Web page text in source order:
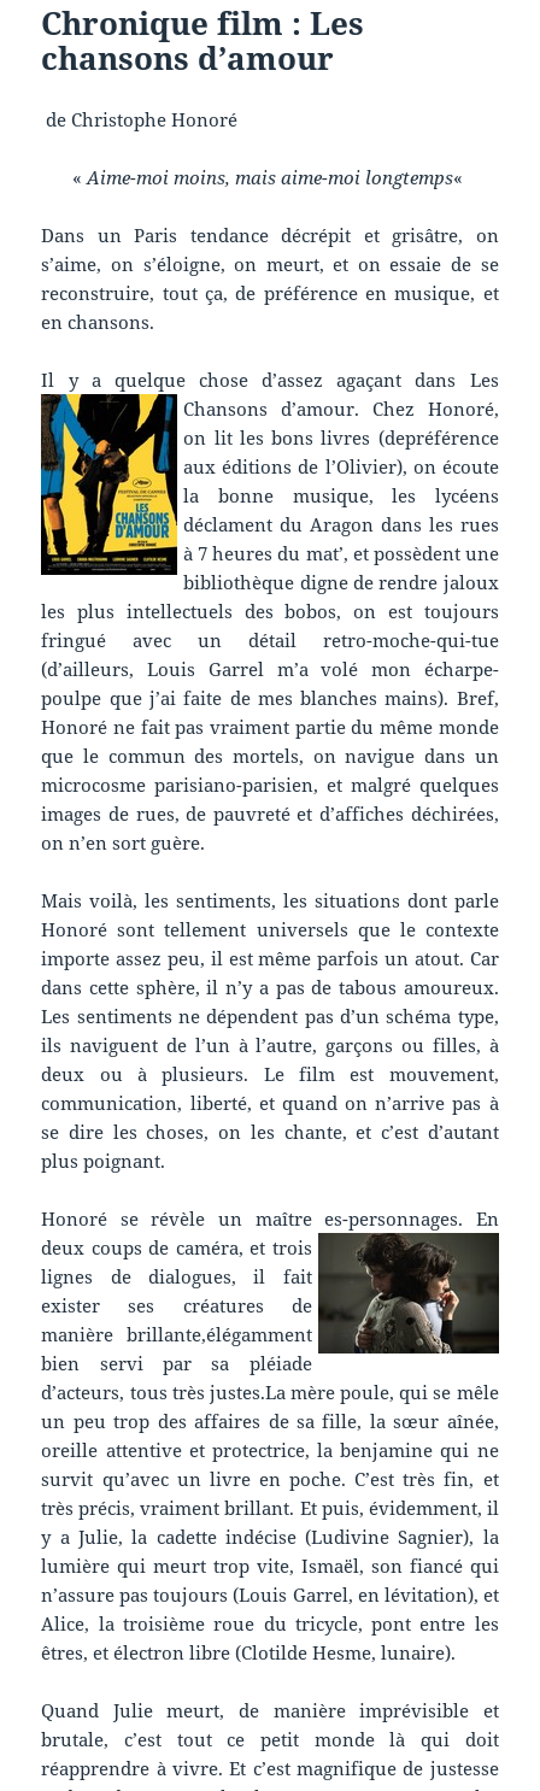
Chronique film : Les
chansons d’amour
de Christophe Honoré
«Aime-moi moins, mais aime-moi longtemps«
Dans un Paris tendance décrépit et grisâtre, on
s’aime, on s’éloigne, on meurt, et on essaie de se
reconstruire, tout ça, de préférence en musique, et
en chansons.
Il y a quelque chose d’assez agaçant dans Les
Chansons d’amour. Chez Honoré,
on lit les bons livres (depréférence
aux éditions de l’Olivier), on écoute
la bonne musique, les lycéens
déclament du Aragon dans les rues
à 7 heures du mat’, et possèdent une
bibliothèque digne de rendre jaloux
les plus intellectuels des bobos, on est toujours
fringué avec un détail retro-moche-qui-tue
(d’ailleurs, Louis Garrel m’a volé mon écharpe-
poulpe que j’ai faite de mes blanches mains). Bref,
Honoré ne fait pas vraiment partie du même monde
que le commun des mortels, on navigue dans un
microcosme parisiano-parisien, et malgré quelques
images de rues, de pauvreté et d’affiches déchirées,
on n’en sort guère.
Mais voilà, les sentiments, les situations dont parle
Honoré sont tellement universels que le contexte
importe assez peu, il est même parfois un atout. Car
dans cette sphère, il n’y a pas de tabous amoureux.
Les sentiments ne dépendent pas d’un schéma type,
ils naviguent de l’un à l’autre, garçons ou filles, à
deux ou à plusieurs. Le film est mouvement,
communication, liberté, et quand on n’arrive pas à
se dire les choses, on les chante, et c’est d’autant
plus poignant.
Honoré se révèle un maître es-personnages. En
deux coups de caméra,et trois
lignes de dialogues, il fait
exister ses créatures de
manière brillante,élégamment
bien servi par sa pléiade
d’acteurs, tous très justes.La mère poule, qui se mêle
un peu trop des affaires de sa fille, la sœur aînée,
oreille attentive et protectrice, la benjamine qui ne
survit qu’avec un livre en poche. C’est très fin, et
très précis, vraiment brillant. Et puis, évidemment, il
y a Julie, la cadette indécise (Ludivine Sagnier), la
lumière qui meurt trop vite, Ismaël, son fiancé qui
n’assure pas toujours (Louis Garrel, en lévitation), et
Alice, la troisième roue du tricycle, pont entre les
êtres, et électron libre (Clotilde Hesme, lunaire).
Quand Julie meurt, de manière imprévisible et
brutale, c’est tout ce petit monde là qui doit
réapprendre à vivre. Et c’est magnifique de justesse